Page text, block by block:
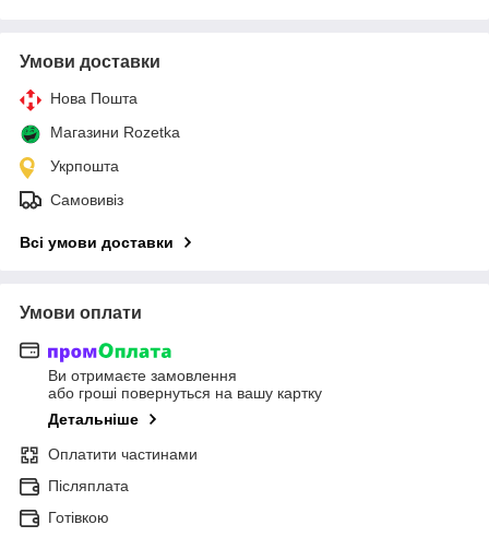
Умови доставки
Нова Пошта
Магазини Rozetka
Укрпошта
Самовивіз
Всі умови доставки
Умови оплати
Ви отримаєте замовлення
або гроші повернуться на вашу картку
Детальніше
Оплатити частинами
Післяплата
Готівкою